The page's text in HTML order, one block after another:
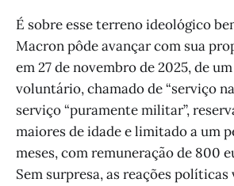
É sobre esse terreno ideológico
Macron pôde avançar com sua
em 27 de novembro de 2025, de
voluntário, chamado de “serviço
serviço “puramente militar”,
maiores de idade e limitado a um
meses, com remuneração de 800
Sem surpresa, as reações